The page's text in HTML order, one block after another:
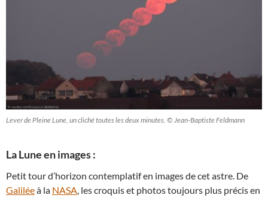
Lever de Pleine Lune, un cliché toutes les deux minutes. © Jean-Baptiste Feldmann
La Lune en images :
Petit tour d’horizon contemplatif en images de cet astre. De
Galiléeà la NASA, les croquis et photos toujours plus précis en